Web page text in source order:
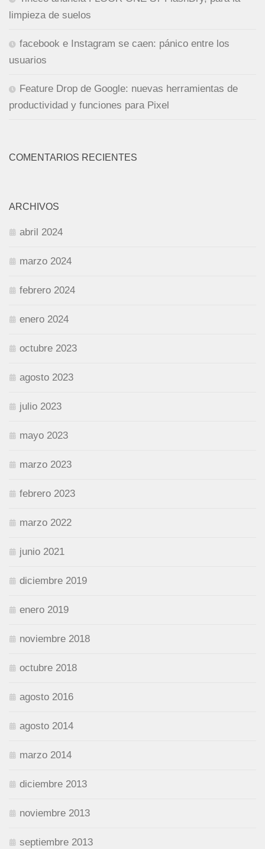
limpieza de suelos
facebook e Instagram se caen: pánico entre los
usuarios
Feature Drop de Google: nuevas herramientas de
productividad y funciones para Pixel
COMENTARIOS RECIENTES
ARCHIVOS
abril 2024
marzo 2024
febrero 2024
enero 2024
octubre 2023
agosto 2023
julio 2023
mayo 2023
marzo 2023
febrero 2023
marzo 2022
junio 2021
diciembre 2019
enero 2019
noviembre 2018
octubre 2018
agosto 2016
agosto 2014
marzo 2014
diciembre 2013
noviembre 2013
septiembre 2013